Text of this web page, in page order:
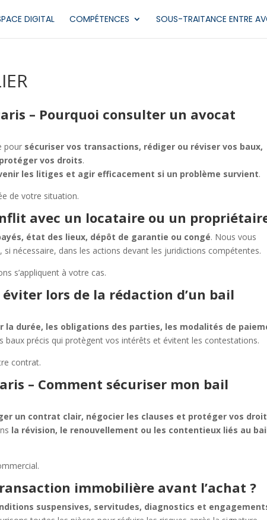
DIGITAL COMPÉTENCES SOUS-TRAITANCE ENTRE
– Pourquoi consulter un avocat
pour sécuriser vos transactions, rédiger ou réviser vos baux,
vos droits.
les litiges et agir efficacement si un problème survient.
de votre situation.
avec un locataire ou un
état des lieux, dépôt de garantie ou congé. Nous vous
nécessaire, dans les actions devant les juridictions compétentes.
s’appliquent à votre cas.
lors de la rédaction d’un bail
la durée, les obligations des parties, les modalités de
baux précis qui protègent vos intérêts et évitent les contestations.
contrat.
– Comment sécuriser mon bail
un contrat clair, négocier les clauses et protéger vos
la révision, le renouvellement ou les contentieux liés au
immobilière avant l’achat ?
suspensives, servitudes, diagnostics et